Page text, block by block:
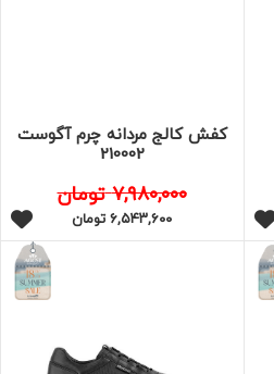
کفش کالج مردانه چرم آگوست
210002
۷,۹۸۰,۰۰۰تومان
۶,۵۴۳,۶۰۰تومان